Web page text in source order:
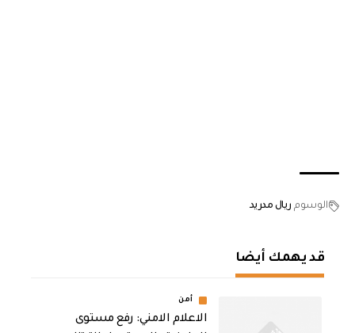
الوسوم ريال مدريد
قد يهمك أيضا
أمن
الاعلام الامني: رفع مستوى